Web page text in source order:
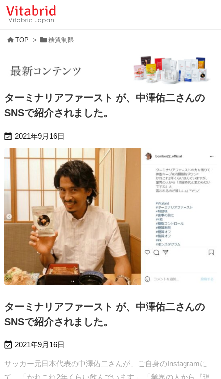
 TOP > 糖質制限
ターミナリアファースト が、中澤佑二さんの
SNSで紹介されました。
 2021年9月16日
ターミナリアファースト が、中澤佑二さんの
SNSで紹介されました。
 2021年9月16日
サッカー元日本代表の中澤佑二さんが、ご自身のInstagramに
て、「かれこれ2年くらい飲んでいます」 「業界の人から『現